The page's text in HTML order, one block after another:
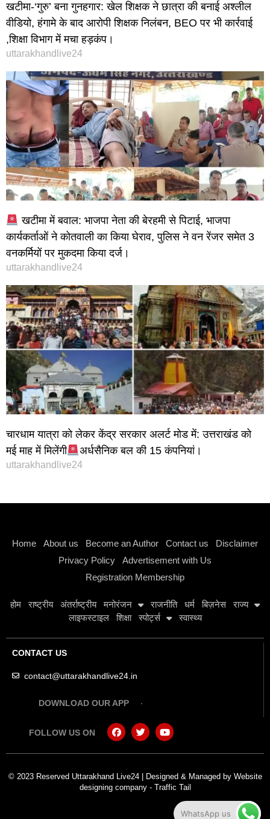
खटीमा-‘गुरु’ बना गुनहगार: खेल शिक्षक ने छात्रा की बनाई अश्लील
वीडियो, हंगामे के बाद आरोपी शिक्षक निलंबन, BEO पर भी कार्रवाई
,शिक्षा विभाग में मचा हड़कंप।
uttarakhandlive24
खटीमा में बवाल: भाजपा नेता की बेरहमी से पिटाई, भाजपा
कार्यकर्ताओं ने कोतवाली का किया घेराव, पुलिस ने वन रेंजर समेत 3
वनकर्मियों पर मुकदमा किया दर्ज।
uttarakhandlive24
चारधाम यात्रा को लेकर केंद्र सरकार अलर्ट मोड में: उत्तराखंड को
मई माह में मिलेंगी
अर्धसैनिक बल की 15 कंपनियां।
uttarakhandlive24
Home About us Become an Author Contact us
Disclaimer
Privacy Policy
Advertisement with Us
Registration Membership
होम राष्ट्रीय अंतर्राष्ट्रीय मनोरंजन राजनीति धर्म बिज़नेस
राज्य
लाइफस्टाइल
शिक्षा स्पोर्ट्स स्वास्थ्य
CONTACT US
contact@uttarakhandlive24.in
DOWNLOAD OUR APP
FOLLOW US ON
© 2023 Reserved Uttarakhand Live24 | Designed & Managed by Website
designing company- Traffic Tail
WhatsApp us